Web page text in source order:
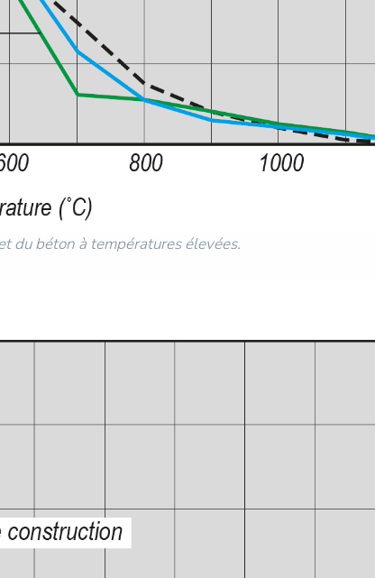
du béton à températures élevées.